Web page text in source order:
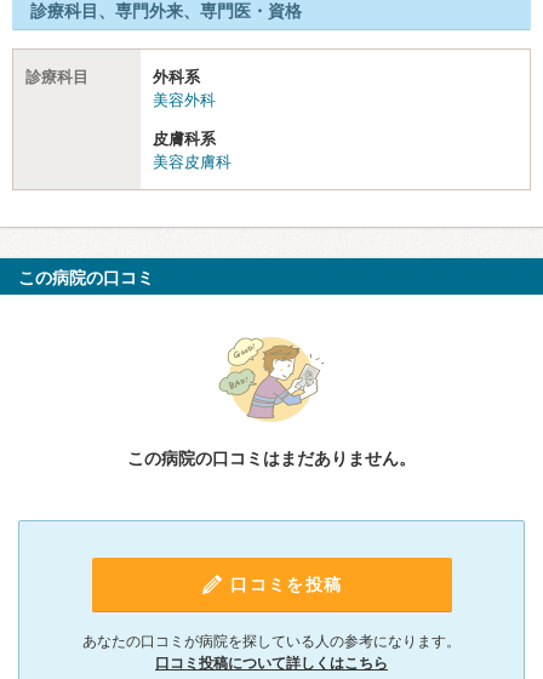
診療科目、専門外来、専門医・資格
診療科目
外科系
美容外科
皮膚科系
美容皮膚科
この病院の口コミ
この病院の口コミはまだありません。
口コミを投稿
あなたの口コミが病院を探している人の参考になります。
口コミ投稿について詳しくはこちら